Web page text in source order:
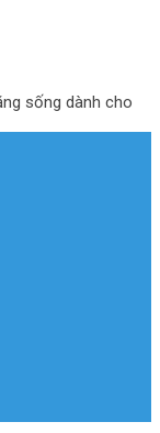
sống dành cho